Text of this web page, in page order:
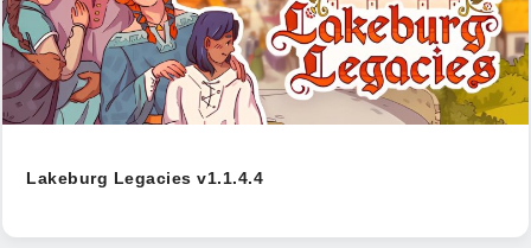
Lakeburg Legacies v1.1.4.4